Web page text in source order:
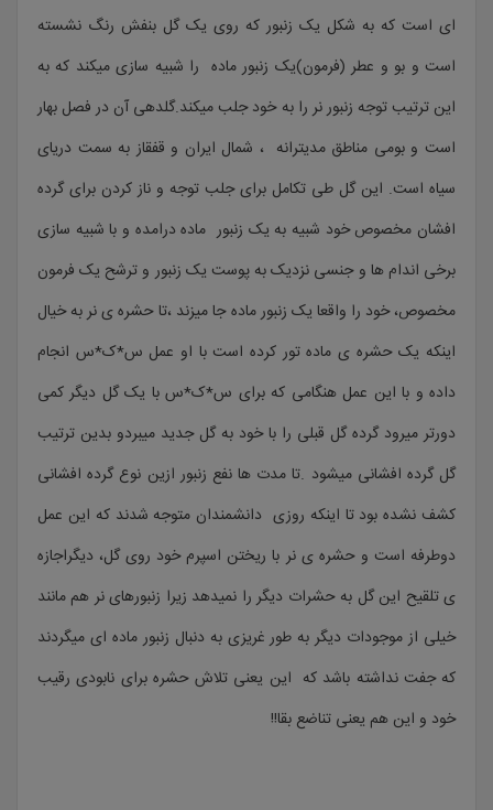
ای است که به شکل یک زنبور که روی یک گل بنفش رنگ نشسته
است و بو و عطر (فرمون)یک زنبور ماده را شبیه سازی میکند که به
این ترتیب توجه زنبور نر را به خود جلب میکند.گلدهی آن در فصل بهار
است و بومی مناطق مدیترانه ، شمال ایران و قفقاز به سمت دریای
سیاه است. این گل طی تکامل برای جلب توجه و ناز کردن برای گرده
افشان مخصوص خود شبیه به یک زنبور ماده درامده و با شبیه سازی
برخی اندام ها و جنسی نزدیک به پوست یک زنبور و ترشح یک فرمون
مخصوص، خود را واقعا یک زنبور ماده جا میزند ،تا حشره ی نر به خیال
اینکه یک حشره ی ماده تور کرده است با او عمل س*ک*س انجام
داده و با این عمل هنگامی که برای س*ک*س با یک گل دیگر کمی
دورتر میرود گرده گل قبلی را با خود به گل جدید میبردو بدین ترتیب
گل گرده افشانی میشود .تا مدت ها نفع زنبور ازین نوع گرده افشانی
کشف نشده بود تا اینکه روزی دانشمندان متوجه شدند که این عمل
دوطرفه است و حشره ی نر با ریختن اسپرم خود روی گل، دیگراجازه
ی تلقیح این گل به حشرات دیگر را نمیدهد زیرا زنبورهای نر هم مانند
خیلی از موجودات دیگر به طور غریزی به دنبال زنبور ماده ای میگردند
که جفت نداشته باشد که این یعنی تلاش حشره برای نابودی رقیب
خود و این هم یعنی تناضع بقا!!